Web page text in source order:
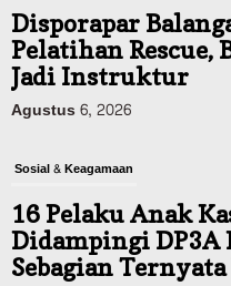
Disporapar
Pelatihan Rescue,
Jadi Instruktur
Agustus 6, 2026
Sosial & Keagamaan
16 Pelaku Anak
Didampingi DP3A
Sebagian